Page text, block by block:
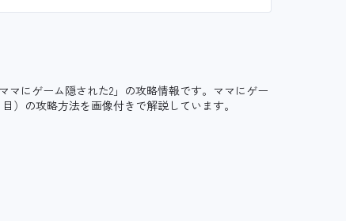
マにゲーム隠された2」の攻略情報です。ママにゲー
）の攻略方法を画像付きで解説しています。